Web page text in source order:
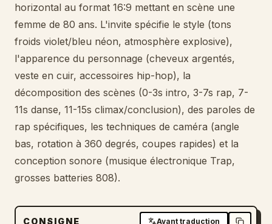
Mises à jour
horizontal au format 16:9 mettant en scène une
femme de 80 ans. L'invite spécifie le style (tons
froids violet/bleu néon, atmosphère explosive),
l'apparence du personnage (cheveux argentés,
veste en cuir, accessoires hip-hop), la
décomposition des scènes (0-3s intro, 3-7s rap, 7-
11s danse, 11-15s climax/conclusion), des paroles de
rap spécifiques, les techniques de caméra (angle
bas, rotation à 360 degrés, coupes rapides) et la
conception sonore (musique électronique Trap,
grosses batteries 808).
CONSIGNE Avant traduction